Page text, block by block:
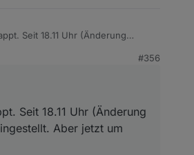
Seit 18.11 Uhr (Änderung
#356
Seit 18.11 Uhr (Änderung
Aber jetzt um